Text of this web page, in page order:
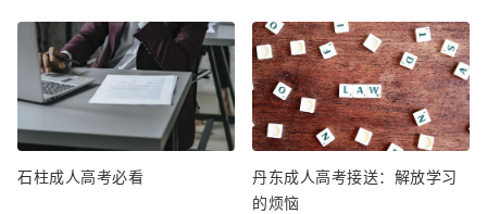
石柱成人高考必看
丹东成人高考接送：解放学习
的烦恼